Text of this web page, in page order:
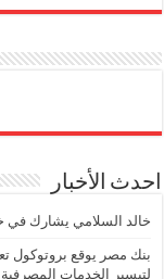
احدث الأخبار
خالد السلامي يشارك في
بنك مصر يوقع بروتوكول
لتيسير الخدمات